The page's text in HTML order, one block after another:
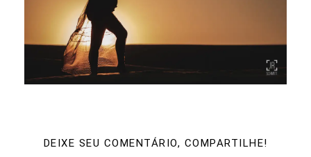
DEIXE SEU COMENTÁRIO, COMPARTILHE!